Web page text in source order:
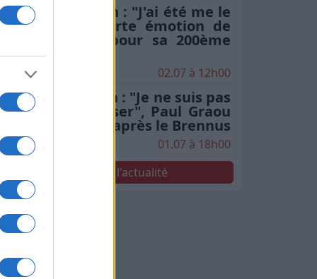
Toulousain : "J'ai été me le
chercher", la forte émotion de
Rodrigue Neti pour sa 200ème
finale
02.07 à 12h00
Toulousain : "Je ne suis pas
seul à le penser", Paul Graou
sacre Jack Willis après le Brennus
01.07 à 18h00
Voir toute l'actualité